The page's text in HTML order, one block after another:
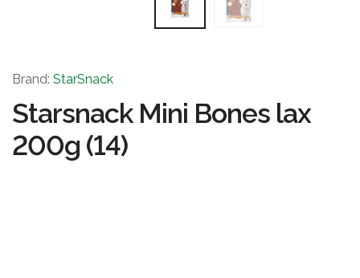
Brand: StarSnack
Starsnack Mini Bones lax
200g (14)